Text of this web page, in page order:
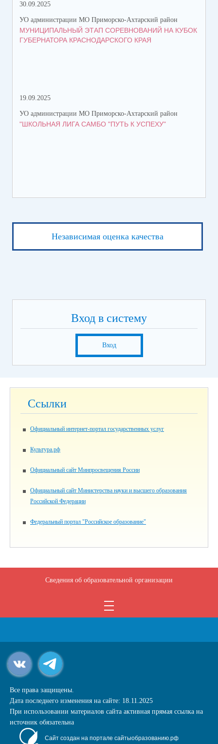
30.09.2025
УО администрации МО Приморско-Ахтарский район
МУНИЦИПАЛЬНЫЙ ЭТАП СОРЕВНОВАНИЙ НА КУБОК
ГУБЕРНАТОРА КРАСНОДАРСКОГО КРАЯ
19.09.2025
УО администрации МО Приморско-Ахтарский район
"ШКОЛЬНАЯ ЛИГА САМБО "ПУТЬ К УСПЕХУ"
Независимая оценка качества
Вход в систему
Вход
Ссылки
Официальный интернет-портал государственных услуг
Культура.рф
Официальный сайт Минпросвещения России
Официальный сайт Министерства науки и высшего образования
Российской Федерации
Федеральный портал "Российское образование"
Сведения об образовательной организации
Все права защищены.
Дата последнего изменения на сайте: 18.11.2025
При использовании материалов сайта активная прямая ссылка на
источник обязательна
Сайт создан на портале сайтыобразованию.рф